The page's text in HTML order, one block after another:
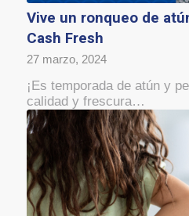
Vive un ronqueo de
Cash Fresh
27 marzo, 2024
¡Es temporada de atún y
calidad y frescura…